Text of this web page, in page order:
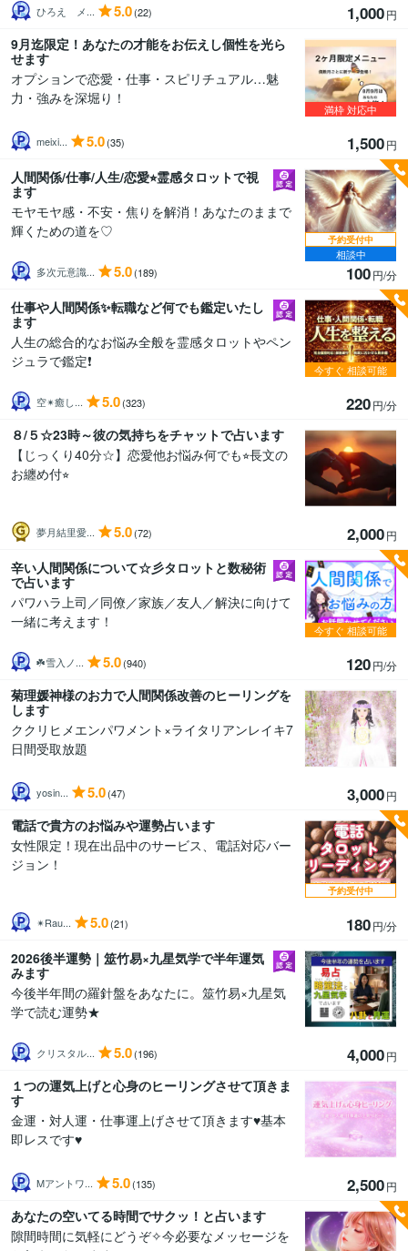
ひろえ メ... 5.0(22) 1,000円
9月迄限定！あなたの才能をお伝えし個性を光ら
せます
オプションで恋愛・仕事・スピリチュアル…魅
力・強みを深堀り！
meixi... 5.0(35) 1,500円
満枠対応中
人間関係/仕事/人生/恋愛⭐︎霊感タロットで視
ます
モヤモヤ感・不安・焦りを解消！あなたのままで
輝くための道を♡
多次元意識... 5.0(189) 100円/分
予約受付中
相談中
仕事や人間関係✨転職など何でも鑑定いたし
ます
人生の総合的なお悩み全般を霊感タロットやペン
ジュラで鑑定❗️
空✴︎癒し... 5.0(323) 220円/分
今すぐ 相談可能
８/５☆23時～彼の気持ちをチャットで占います
【じっくり40分☆】恋愛他お悩み何でも⭐︎長文の
お纏め付⭐︎
夢月結里愛... 5.0(72) 2,000円
辛い人間関係について☆彡タロットと数秘術
で占います
パワハラ上司／同僚／家族／友人／解決に向けて
一緒に考えます！
☘️雪入ノ... 5.0(940) 120円/分
今すぐ 相談可能
菊理媛神様のお力で人間関係改善のヒーリングを
します
ククリヒメエンパワメント×ライタリアンレイキ7
日間受取放題
yosin... 5.0(47) 3,000円
電話で貴方のお悩みや運勢占います
女性限定！現在出品中のサービス、電話対応バー
ジョン！
✴︎Rau... 5.0(21) 180円/分
予約受付中
2026後半運勢｜筮竹易×九星気学で半年運気
みます
今後半年間の羅針盤をあなたに。筮竹易×九星気
学で読む運勢★
クリスタル... 5.0(196) 4,000円
１つの運気上げと心身のヒーリングさせて頂きま
す
金運・対人運・仕事運上げさせて頂きます♥基本
即レスです♥
Mアントワ... 5.0(135) 2,500円
あなたの空いてる時間でサクッ！と占います
隙間時間に気軽にどうぞ✧今必要なメッセージを